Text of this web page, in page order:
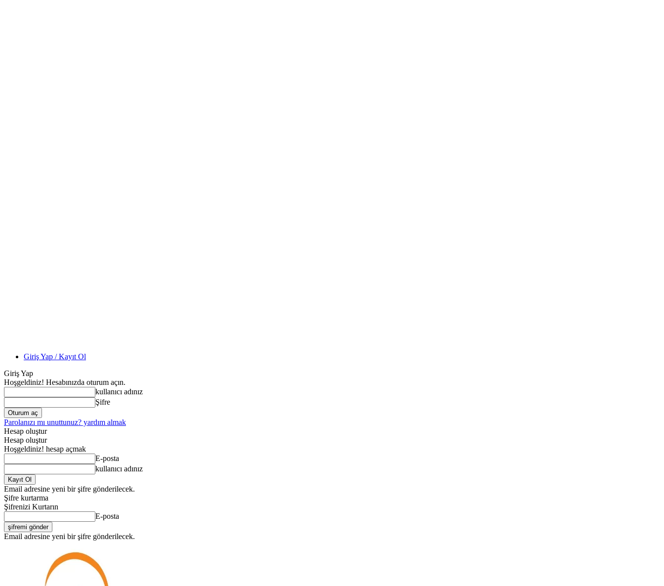
Giriş Yap / Kayıt Ol
Giriş Yap
Hoşgeldiniz! Hesabınızda oturum açın.
kullanıcı adınız
Şifre
Parolanızı mı unuttunuz? yardım almak
Hesap oluştur
Hesap oluştur
Hoşgeldiniz! hesap açmak
E-posta
kullanıcı adınız
Email adresine yeni bir şifre gönderilecek.
Şifre kurtarma
Şifrenizi Kurtarın
E-posta
Email adresine yeni bir şifre gönderilecek.